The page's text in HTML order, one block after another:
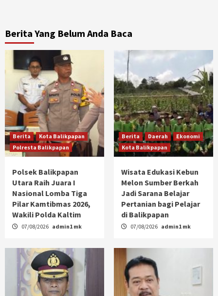
Berita Yang Belum Anda Baca
Berita
Kota Balikpapan
Polresta Balikpapan
Polsek Balikpapan
Utara Raih Juara I
Nasional Lomba Tiga
Pilar Kamtibmas 2026,
Wakili Polda Kaltim
07/08/2026 admin1 mk
Berita Daerah
Ekonomi
Kota Balikpapan
Wisata Edukasi Kebun
Melon Sumber Berkah
Jadi Sarana Belajar
Pertanian bagi Pelajar
di Balikpapan
07/08/2026 admin1 mk